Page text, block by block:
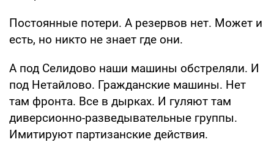
Постоянные потери. А резервов нет. Может и
есть, но никто не знает где они.
А под Селидово наши машины обстреляли. И
под Нетайлово. Гражданские машины. Нет
там фронта. Все в дырках. И гуляют там
диверсионно-разведывательные группы.
Имитируют партизанские действия.